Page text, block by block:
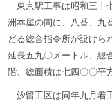
東京駅工事は昭和三十
洲本屋の間に、八番、九
どる総合指令所が設けら
延長五九〇メートル、総
階、総面積は七四〇〇平
汐留工区は同年九月着